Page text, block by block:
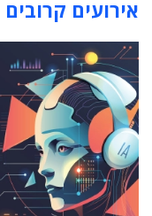
אירועים קרובים